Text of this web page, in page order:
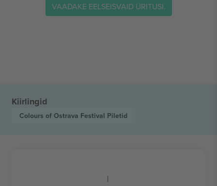
VAADAKE EELSEISVAID ÜRITUSI.
Kiirlingid
Colours of Ostrava Festival Piletid